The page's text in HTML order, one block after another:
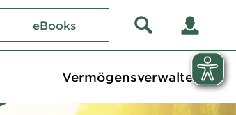
eBooks
Vermögensverwalter